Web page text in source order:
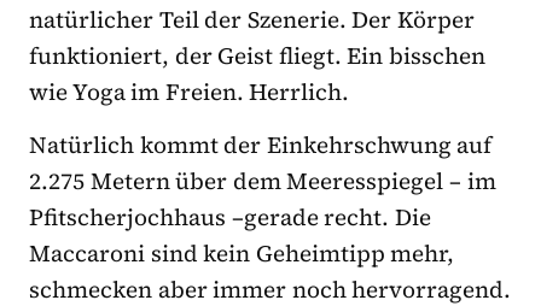
natürlicher Teil der Szenerie. Der Körper
funktioniert, der Geist fliegt. Ein bisschen
wie Yoga im Freien. Herrlich.
Natürlich kommt der Einkehrschwung auf
2.275 Metern über dem Meeresspiegel – im
Pfitscherjochhaus –gerade recht. Die
Maccaroni sind kein Geheimtipp mehr,
schmecken aber immer noch hervorragend.